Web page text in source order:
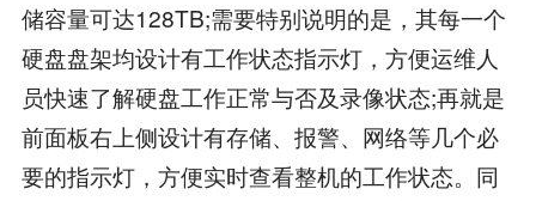
储容量可达128TB;需要特别说明的是，其每一个
硬盘盘架均设计有工作状态指示灯，方便运维人
员快速了解硬盘工作正常与否及录像状态;再就是
前面板右上侧设计有存储、报警、网络等几个必
要的指示灯，方便实时查看整机的工作状态。同